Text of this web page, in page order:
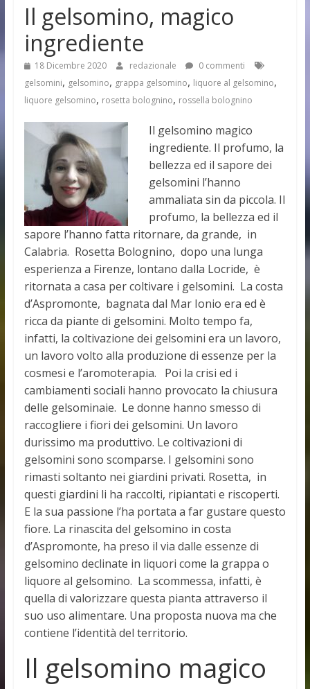
Il gelsomino, magico
ingrediente
18 Dicembre 2020 redazionale
0 commenti
gelsomini, gelsomino, grappa gelsomino, liquore al gelsomino,
liquore gelsomino, rosetta bolognino, rossella bolognino
Il gelsomino magico
ingrediente. Il profumo, la
bellezza ed il sapore dei
gelsomini l’hanno
ammaliata sin da piccola. Il
profumo, la bellezza ed il
sapore l’hanno fatta ritornare, da grande, in
Calabria. Rosetta Bolognino, dopo una lunga
esperienza a Firenze, lontano dalla Locride, è
ritornata a casa per coltivare i gelsomini. La costa
d’Aspromonte, bagnata dal Mar Ionio era ed è
ricca da piante di gelsomini. Molto tempo fa,
infatti, la coltivazione dei gelsomini era un lavoro,
un lavoro volto alla produzione di essenze per la
cosmesi e l’aromoterapia. Poi la crisi ed i
cambiamenti sociali hanno provocato la chiusura
delle gelsominaie. Le donne hanno smesso di
raccogliere i fiori dei gelsomini. Un lavoro
durissimo ma produttivo. Le coltivazioni di
gelsomini sono scomparse. I gelsomini sono
rimasti soltanto nei giardini privati. Rosetta, in
questi giardini li ha raccolti, ripiantati e riscoperti.
E la sua passione l’ha portata a far gustare questo
fiore. La rinascita del gelsomino in costa
d’Aspromonte, ha preso il via dalle essenze di
gelsomino declinate in liquori come la grappa o
liquore al gelsomino. La scommessa, infatti, è
quella di valorizzare questa pianta attraverso il
suo uso alimentare. Una proposta nuova ma che
contiene l’identità del territorio.
Il gelsomino magico